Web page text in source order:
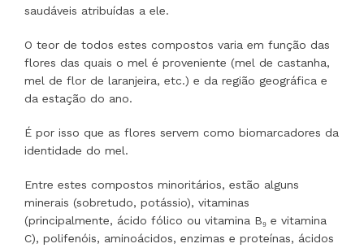
saudáveis ​​atribuídas a ele.
O teor de todos estes compostos varia em função das
flores das quais o mel é proveniente (mel de castanha,
mel de flor de laranjeira, etc.) e da região geográfica e
da estação do ano.
É por isso que as flores servem como biomarcadores da
identidade do mel.
Entre estes compostos minoritários, estão alguns
minerais (sobretudo, potássio), vitaminas
(principalmente, ácido fólico ou vitamina B₉ e vitamina
C), polifenóis, aminoácidos, enzimas e proteínas, ácidos